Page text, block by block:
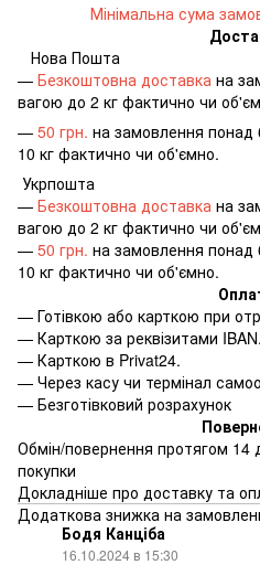
Мінімальна сума
Нова Пошта
— Безкоштовна доставка на
вагою до 2 кг фактично чи
— 50 грн. на замовлення понад
10 кг фактично чи об'ємно.
Укрпошта
— Безкоштовна доставка на
вагою до 2 кг фактично чи
— 50 грн. на замовлення понад
10 кг фактично чи об'ємно.
— Готівкою або карткою при
— Карткою за реквізитами IBAN.
— Карткою в Privat24.
— Через касу чи термінал
— Безготівковий розрахунок
Обмін/повернення протягом 14
покупки
Докладніше про доставку та
Додаткова знижка на
Бодя Канціба
16.10.2024 в 15:30